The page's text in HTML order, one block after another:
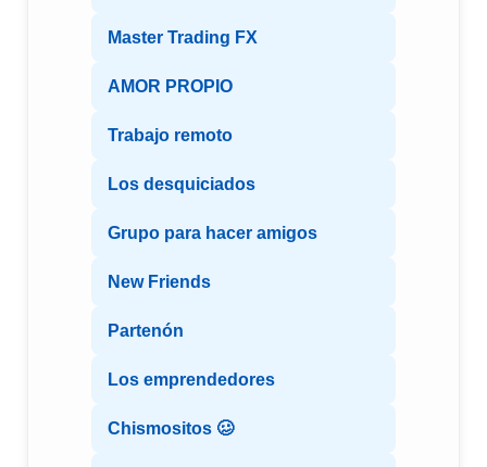
Master Trading FX
AMOR PROPIO
Trabajo remoto
Los desquiciados
Grupo para hacer amigos
New Friends
Partenón
Los emprendedores
Chismositos 🥴